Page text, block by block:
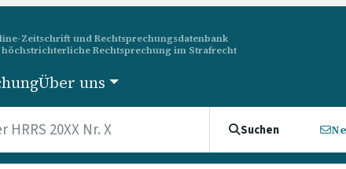
Zeitschrift und Rechtsprechungsdatenbank
Rechtsprechung im Strafrecht
Über uns
Suchen